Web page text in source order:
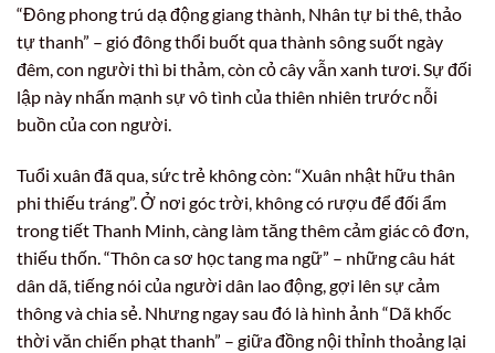
“Đông phong trú dạ động giang thành, Nhân tự bi thê, thảo
tự thanh” – gió đông thổi buốt qua thành sông suốt ngày
đêm, con người thì bi thảm, còn cỏ cây vẫn xanh tươi. Sự đối
lập này nhấn mạnh sự vô tình của thiên nhiên trước nỗi
buồn của con người.
Tuổi xuân đã qua, sức trẻ không còn: “Xuân nhật hữu thân
phi thiếu tráng”. Ở nơi góc trời, không có rượu để đối ẩm
trong tiết Thanh Minh, càng làm tăng thêm cảm giác cô đơn,
thiếu thốn. “Thôn ca sơ học tang ma ngữ” – những câu hát
dân dã, tiếng nói của người dân lao động, gợi lên sự cảm
thông và chia sẻ. Nhưng ngay sau đó là hình ảnh “Dã khốc
thời văn chiến phạt thanh” – giữa đồng nội thỉnh thoảng lại